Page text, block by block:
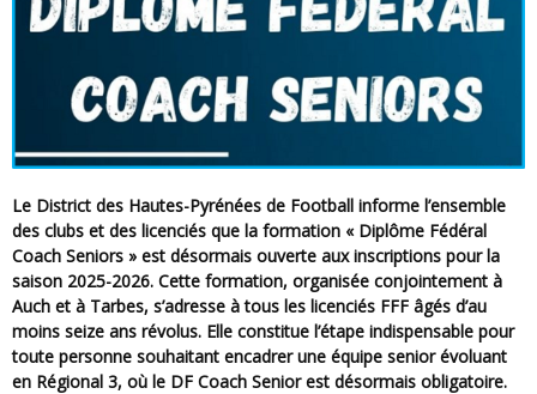
Le District des Hautes-Pyrénées de Football informe l’ensemble
des clubs et des licenciés que la formation « Diplôme Fédéral
Coach Seniors » est désormais ouverte aux inscriptions pour la
saison 2025-2026. Cette formation, organisée conjointement à
Auch et à Tarbes, s’adresse à tous les licenciés FFF âgés d’au
moins seize ans révolus. Elle constitue l’étape indispensable pour
toute personne souhaitant encadrer une équipe senior évoluant
en Régional 3, où le DF Coach Senior est désormais obligatoire.